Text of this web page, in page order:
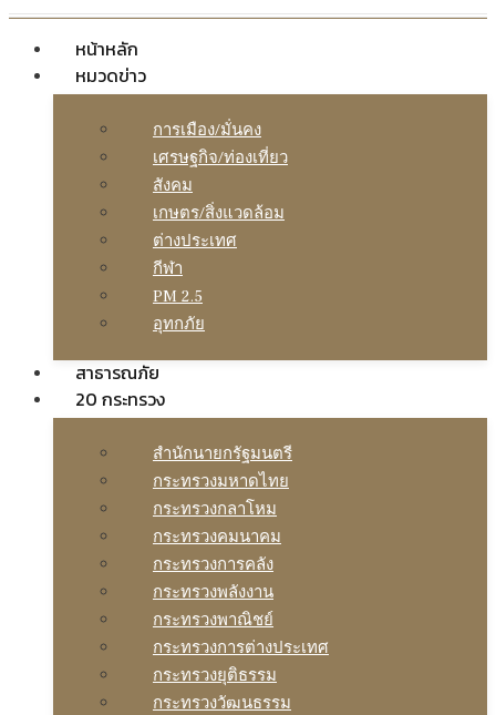
หน้าหลัก
หมวดข่าว
การเมือง/มั่นคง
เศรษฐกิจ/ท่องเที่ยว
สังคม
เกษตร/สิ่งแวดล้อม
ต่างประเทศ
กีฬา
PM 2.5
อุทกภัย
สาธารณภัย
20 กระทรวง
สํานักนายกรัฐมนตรี
กระทรวงมหาดไทย
กระทรวงกลาโหม
กระทรวงคมนาคม
กระทรวงการคลัง
กระทรวงพลังงาน
กระทรวงพาณิชย์
กระทรวงการต่างประเทศ
กระทรวงยุติธรรม
กระทรวงวัฒนธรรม